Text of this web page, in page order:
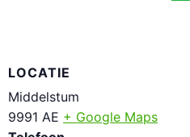
LOCATIE
Middelstum
9991 AE + Google Maps